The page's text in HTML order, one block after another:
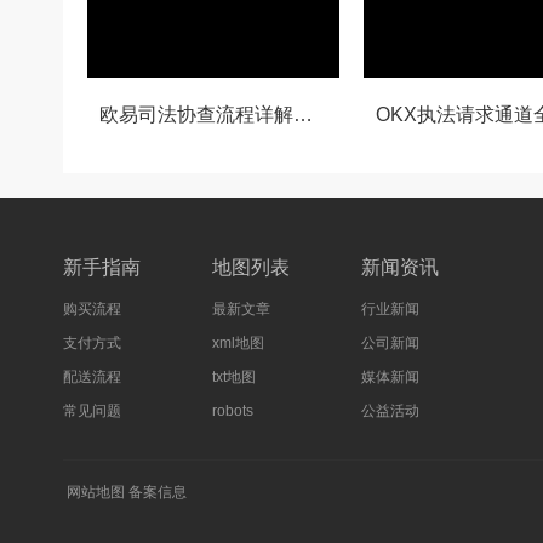
欧易司法协查流程详解，合规与安全的双重保障
新手指南
购买流程
支付方式
配送流程
常见问题
地图列表
最新文章
xml地图
txt地图
robots
新闻资讯
行业新闻
公司新闻
媒体新闻
公益活动
网站地图 备案信息